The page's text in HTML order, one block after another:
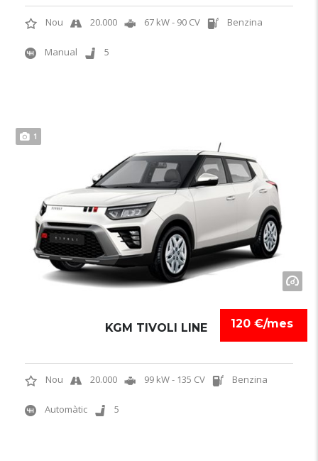
Nou 20.000 67 kW - 90 CV Benzina
Manual 5
1
120 €/mes
KGM TIVOLI LINE
Nou 20.000 99 kW - 135 CV Benzina
Automàtic 5